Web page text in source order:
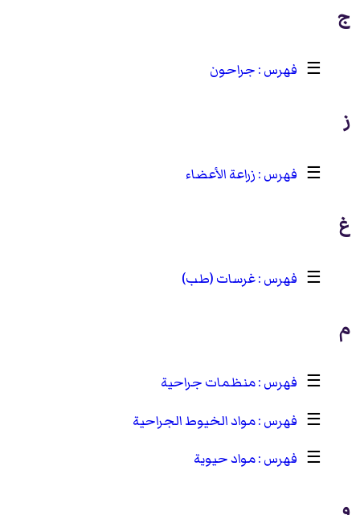
ج
☰ جراحون
ز
☰ زراعة الأعضاء
غ
☰ غرسات (طب)
م
☰
منظمات جراحية
☰
مواد الخيوط الجراحية
☰
مواد حيوية
و